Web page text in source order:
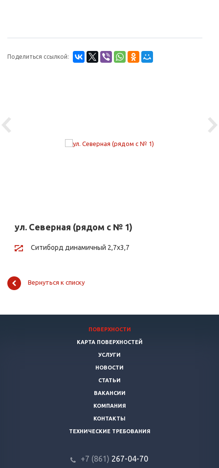
Поделиться ссылкой:
Previous
ул. Северная (рядом с № 1)
Ситиборд динамичный 2,7х3,7
Вернуться к списку
ПОВЕРХНОСТИ
КАРТА ПОВЕРХНОСТЕЙ
УСЛУГИ
НОВОСТИ
СТАТЬИ
ВАКАНСИИ
КОМПАНИЯ
КОНТАКТЫ
ТЕХНИЧЕСКИЕ ТРЕБОВАНИЯ
+7 (861) 267-04-70